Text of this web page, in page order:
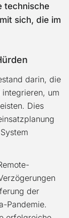
technische
sich, die im
darin, die
um
Dies
der
Pandemie.